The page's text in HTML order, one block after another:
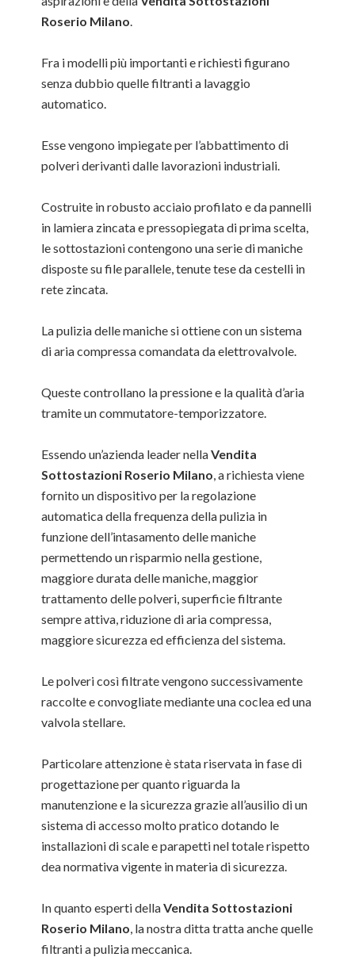
Roserio Milano.
Fra i modelli più importanti e richiesti figurano
senza dubbio quelle filtranti a lavaggio
automatico.
Esse vengono impiegate per l’abbattimento di
polveri derivanti dalle lavorazioni industriali.
Costruite in robusto acciaio profilato e da pannelli
in lamiera zincata e pressopiegata di prima scelta,
le sottostazioni contengono una serie di maniche
disposte su file parallele, tenute tese da cestelli in
rete zincata.
La pulizia delle maniche si ottiene con un sistema
di aria compressa comandata da elettrovalvole.
Queste controllano la pressione e la qualità d’aria
tramite un commutatore-temporizzatore.
Essendo un’azienda leader nellaVendita
Sottostazioni Roserio Milano, a richiesta viene
fornito un dispositivo per la regolazione
automatica della frequenza della pulizia in
funzione dell’intasamento delle maniche
permettendo un risparmio nella gestione,
maggiore durata delle maniche, maggior
trattamento delle polveri, superficie filtrante
sempre attiva, riduzione di aria compressa,
maggiore sicurezza ed efficienza del sistema.
Le polveri così filtrate vengono successivamente
raccolte e convogliate mediante una coclea ed una
valvola stellare.
Particolare attenzione è stata riservata in fase di
progettazione per quanto riguarda la
manutenzione e la sicurezza grazie all’ausilio di un
sistema di accesso molto pratico dotando le
installazioni di scale e parapetti nel totale rispetto
dea normativa vigente in materia di sicurezza.
In quanto esperti dellaVendita Sottostazioni
Roserio Milano, la nostra ditta tratta anche quelle
filtranti a pulizia meccanica.